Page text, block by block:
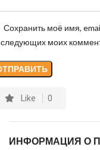
Сохранить моё имя,
моих
Like 0
ИНФОРМАЦИЯ О